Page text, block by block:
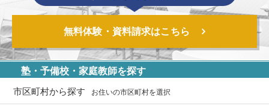
無料体験・資料請求はこちら
塾・予備校・家庭教師を探す
市区町村から探す お住いの市区町村を選択